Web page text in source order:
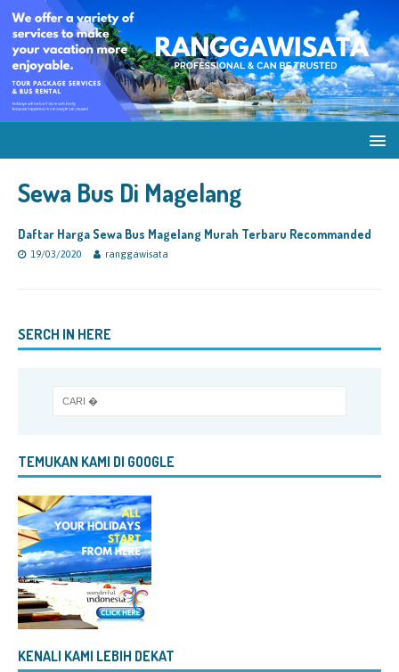
Sewa Bus Di Magelang
Daftar Harga Sewa Bus Magelang Murah Terbaru Recommanded
19/03/2020 ranggawisata
SERCH IN HERE
TEMUKAN KAMI DI GOOGLE
KENALI KAMI LEBIH DEKAT